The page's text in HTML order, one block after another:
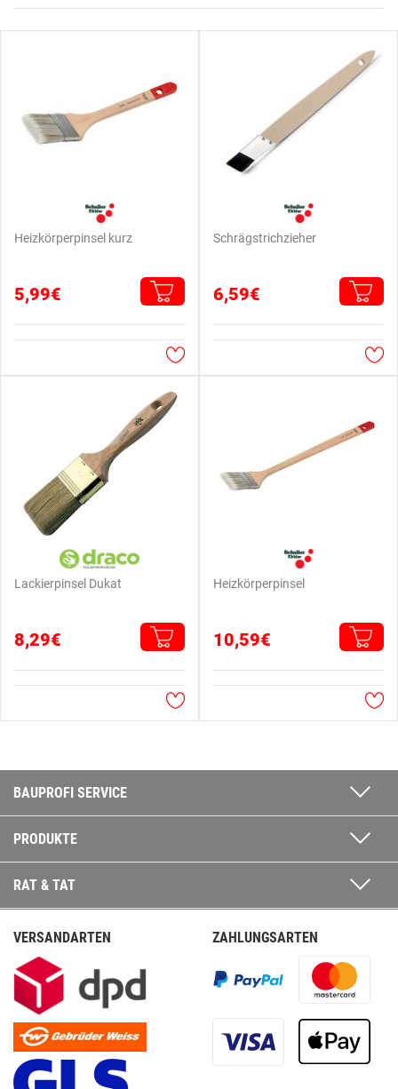
Heizkörperpinsel kurz
5,99€
Schrägstrichzieher
6,59€
Lackierpinsel Dukat
8,29€
Heizkörperpinsel
10,59€
BAUPROFI SERVICE
PRODUKTE
RAT & TAT
VERSANDARTEN ZAHLUNGSARTEN